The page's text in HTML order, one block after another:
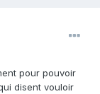
pour pouvoir
disent vouloir